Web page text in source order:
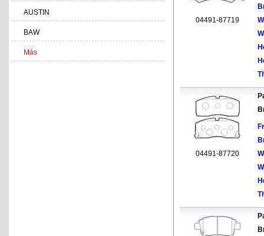
04491-87719
04491-87720
AUSTIN
BAW
Más